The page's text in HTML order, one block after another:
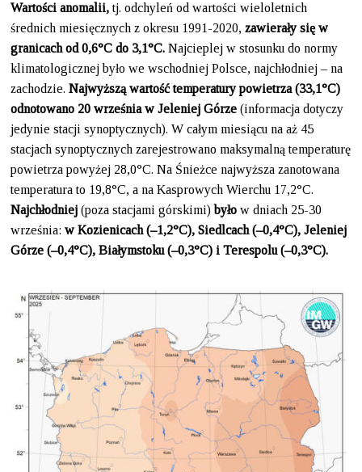
Wartości anomalii,tj. odchyleń od wartości wieloletnich
średnich miesięcznych z okresu 1991-2020,zawierały się w
granicach od 0,6°C do 3,1°C.Najcieplej w stosunku do normy
klimatologicznej było we wschodniej Polsce, najchłodniej – na
zachodzie.Najwyższą wartość temperatury powietrza (33,1°C)
odnotowano 20 września w Jeleniej Górze (informacja dotyczy
jedynie stacji synoptycznych). W całym miesiącu na aż 45
stacjach synoptycznych zarejestrowano maksymalną temperaturę
powietrza powyżej 28,0°C. Na Śnieżce najwyższa zanotowana
temperatura to 19,8°C, a na Kasprowych Wierchu 17,2°C.
Najchłodniej (poza stacjami górskimi)było w dniach 25-30
września:w Kozienicach (–1,2°C), Siedlcach (–0,4°C), Jeleniej
Górze (–0,4°C), Białymstoku (–0,3°C) i Terespolu (–0,3°C).